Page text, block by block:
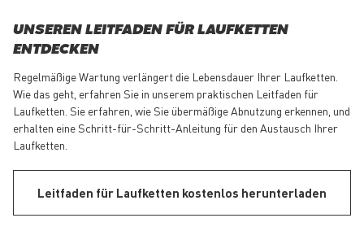
UNSEREN LEITFADEN FÜR LAUFKETTEN
ENTDECKEN
Regelmäßige Wartung verlängert die Lebensdauer Ihrer Laufketten.
Wie das geht, erfahren Sie in unserem praktischen Leitfaden für
Laufketten. Sie erfahren, wie Sie übermäßige Abnutzung erkennen, und
erhalten eine Schritt-für-Schritt-Anleitung für den Austausch Ihrer
Laufketten.
Leitfaden für Laufketten kostenlos herunterladen